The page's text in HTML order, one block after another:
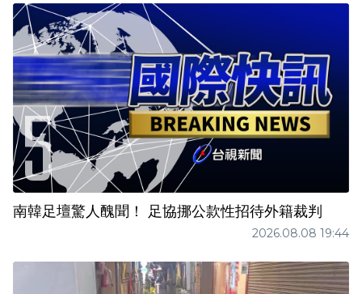
南韓足壇驚人醜聞！ 足協挪公款性招待外籍裁判
2026.08.08 19:44